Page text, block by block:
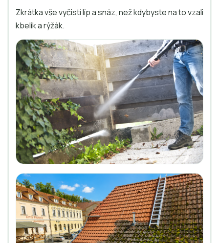
Zkrátka vše vyčistí líp a snáz, než kdybyste na to vzali
kbelík a rýžák.